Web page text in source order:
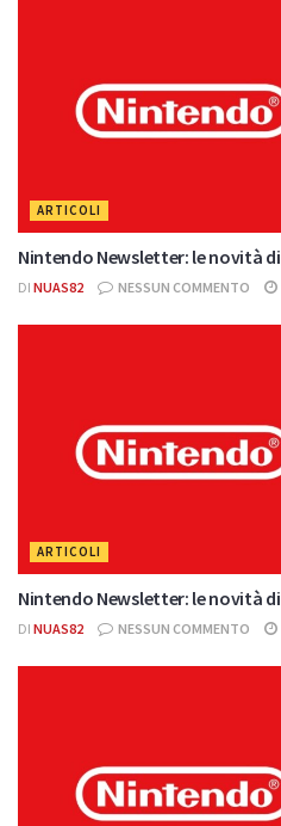
ARTICOLI
Nintendo Newsletter: le novità
DI NUAS82 NESSUN COMMENTO
ARTICOLI
Nintendo Newsletter: le novità
DI NUAS82 NESSUN COMMENTO